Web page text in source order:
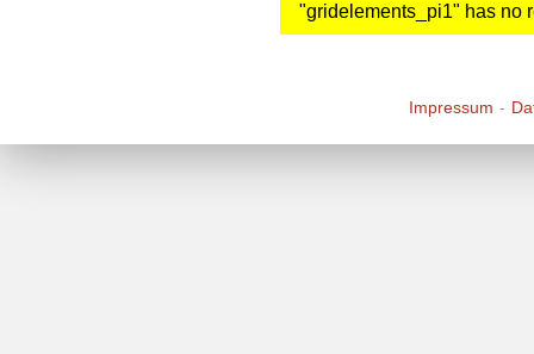
"gridelements_pi1" has no
Impressum